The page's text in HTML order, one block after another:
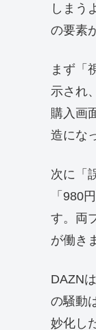
しまう
の要素
まず「
示され
購入画
造にな
次に「
「980
す。両
が働き
DAZN
の騒動
妙化し